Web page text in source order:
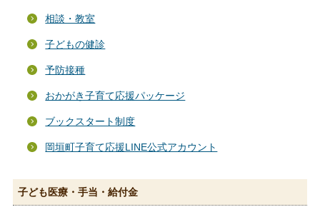
相談・教室
子どもの健診
予防接種
おかがき子育て応援パッケージ
ブックスタート制度
岡垣町子育て応援LINE公式アカウント
子ども医療・手当・給付金